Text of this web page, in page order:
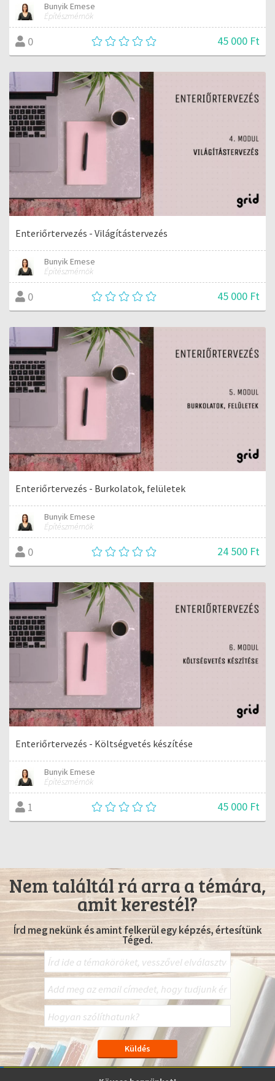
Bunyik Emese
Építészmérnök
0 45 000 Ft
Enteriőrtervezés - Világítástervezés
Bunyik Emese
Építészmérnök
0 45 000 Ft
Enteriőrtervezés - Burkolatok, felületek
Bunyik Emese
Építészmérnök
0 24 500 Ft
Enteriőrtervezés - Költségvetés készítése
Bunyik Emese
Építészmérnök
1 45 000 Ft
Nem találtál rá arra a témára,
amit kerestél?
Írd meg nekünk és amint felkerül egy képzés, értesítünk
Téged.